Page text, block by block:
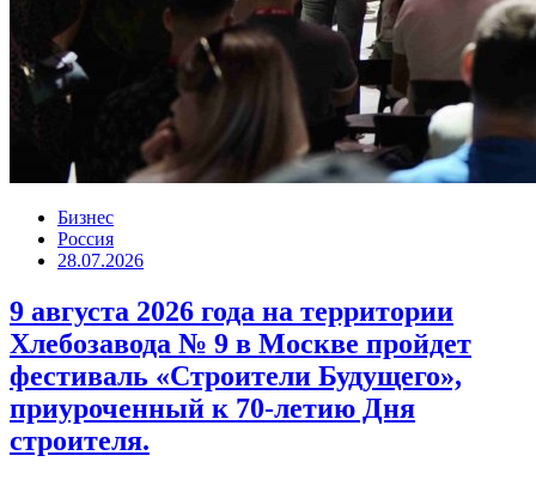
Бизнес
Россия
28.07.2026
9 августа 2026 года на территории
Хлебозавода № 9 в Москве пройдет
фестиваль «Строители Будущего»,
приуроченный к 70-летию Дня
строителя.